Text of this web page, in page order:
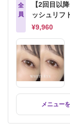
全
員
【2回目以
ッシュリフ
¥9,960
メニュー